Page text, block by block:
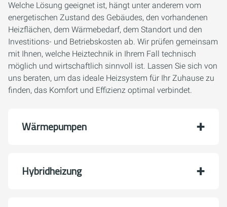
Welche Lösung geeignet ist, hängt unter anderem vom
energetischen Zustand des Gebäudes, den vorhandenen
Heizflächen, dem Wärmebedarf, dem Standort und den
Investitions- und Betriebskosten ab. Wir prüfen gemeinsam
mit Ihnen, welche Heiztechnik in Ihrem Fall technisch
möglich und wirtschaftlich sinnvoll ist. Lassen Sie sich von
uns beraten, um das ideale Heizsystem für Ihr Zuhause zu
finden, das Komfort und Effizienz optimal verbindet.
Wärmepumpen
Hybridheizung